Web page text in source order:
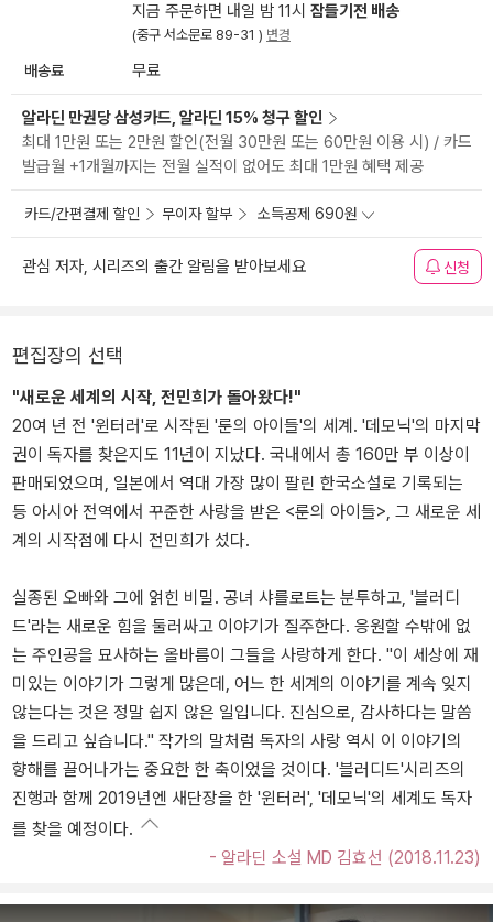
지금 주문하면 내일 밤 11시 잠들기전 배송
(중구 서소문로 89-31 ) 변경
배송료 무료
알라딘 만권당 삼성카드, 알라딘 15% 청구 할인
최대 1만원 또는 2만원 할인(전월 30만원 또는 60만원 이용 시) / 카드
발급월 +1개월까지는 전월 실적이 없어도 최대 1만원 혜택 제공
카드/간편결제 할인 무이자 할부 소득공제 690원
관심 저자, 시리즈의 출간 알림을 받아보세요 신청
편집장의 선택
"새로운 세계의 시작, 전민희가 돌아왔다!"
20여 년 전 '윈터러'로 시작된 '룬의 아이들'의 세계. '데모닉'의 마지막
권이 독자를 찾은지도 11년이 지났다. 국내에서 총 160만 부 이상이
판매되었으며, 일본에서 역대 가장 많이 팔린 한국소설로 기록되는
등 아시아 전역에서 꾸준한 사랑을 받은 <룬의 아이들>, 그 새로운 세
계의 시작점에 다시 전민희가 섰다.
실종된 오빠와 그에 얽힌 비밀. 공녀 샤를로트는 분투하고, '블러디
드'라는 새로운 힘을 둘러싸고 이야기가 질주한다. 응원할 수밖에 없
는 주인공을 묘사하는 올바름이 그들을 사랑하게 한다. "이 세상에 재
미있는 이야기가 그렇게 많은데, 어느 한 세계의 이야기를 계속 잊지
않는다는 것은 정말 쉽지 않은 일입니다. 진심으로, 감사하다는 말씀
을 드리고 싶습니다." 작가의 말처럼 독자의 사랑 역시 이 이야기의
향해를 끌어나가는 중요한 한 축이었을 것이다. '블러디드'시리즈의
진행과 함께 2019년엔 새단장을 한 '윈터러', '데모닉'의 세계도 독자
를 찾을 예정이다.
- 알라딘 소설 MD 김효선 (2018.11.23)